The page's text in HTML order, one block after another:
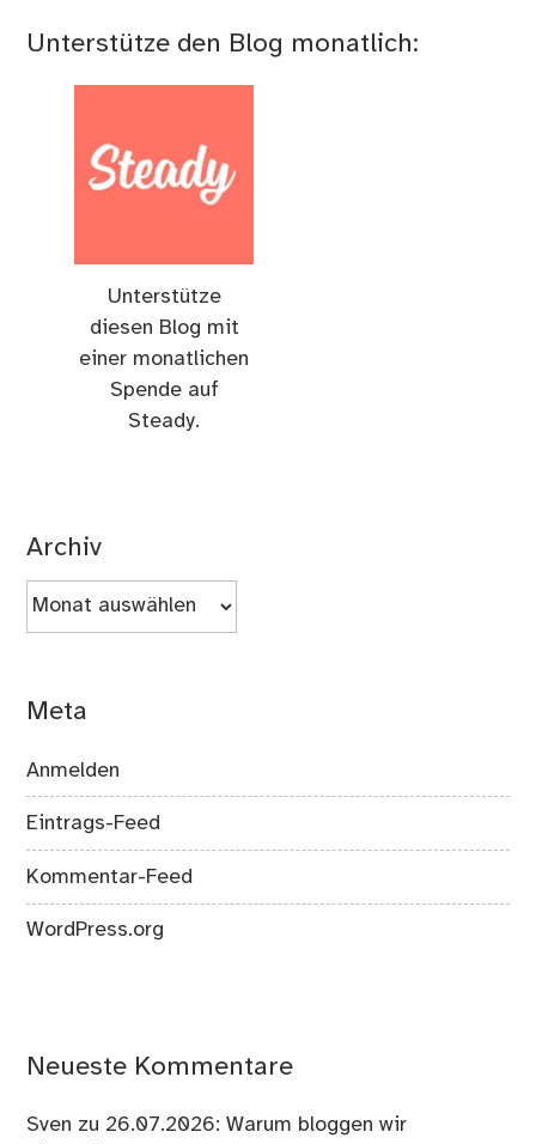
Unterstütze den Blog monatlich:
Unterstütze
diesen Blog mit
einer monatlichen
Spende auf
Steady.
Archiv
Archiv
Meta
Anmelden
Eintrags-Feed
Kommentar-Feed
WordPress.org
Neueste Kommentare
Sven zu 26.07.2026: Warum bloggen wir